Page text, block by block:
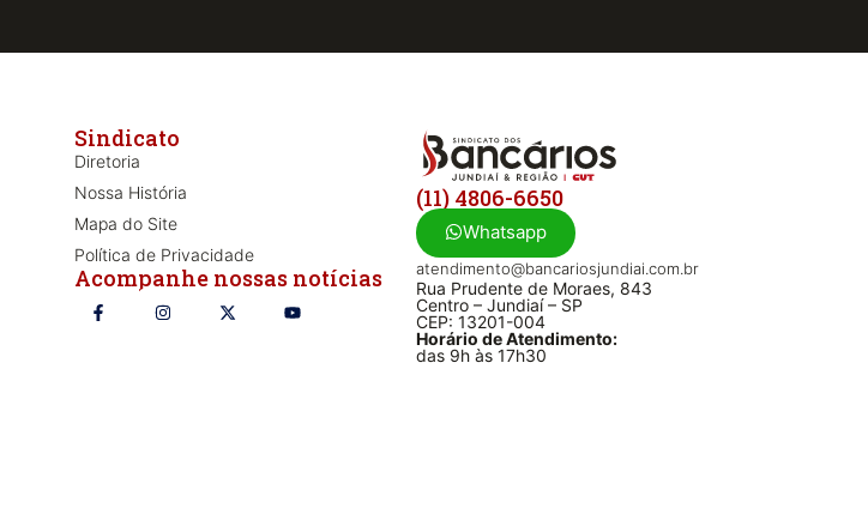
Sindicato
Diretoria
Nossa História
Mapa do Site
Política de Privacidade
Acompanhe nossas notícias
(11) 4806-6650
Whatsapp
atendimento@bancariosjundiai.com.br
Rua Prudente de Moraes, 843
Centro – Jundiaí – SP
CEP: 13201-004
Horário de Atendimento:
das 9h às 17h30